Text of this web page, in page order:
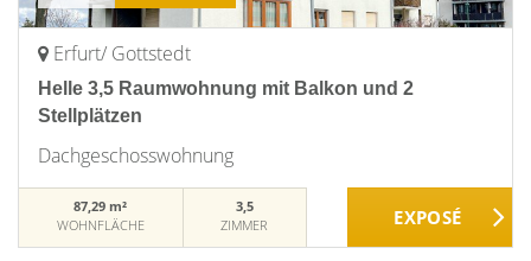
Erfurt/ Gottstedt
Helle 3,5 Raumwohnung mit Balkon und 2
Stellplätzen
Dachgeschosswohnung
87,29 m²
WOHNFLÄCHE
3,5
ZIMMER